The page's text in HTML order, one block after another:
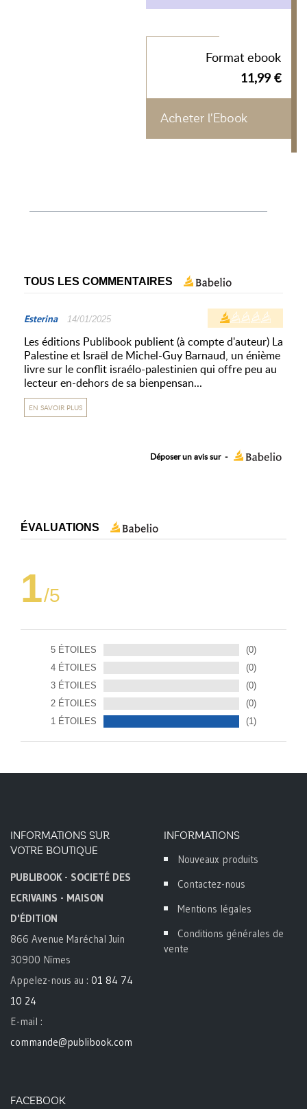
Format ebook
11,99 €
Acheter l'Ebook
TOUS LES COMMENTAIRES
Esterina 14/01/2025
Les éditions Publibook publient (à compte d'auteur) La
Palestine et Israël de Michel-Guy Barnaud, un énième
livre sur le conflit israélo-palestinien qui offre peu au
lecteur en-dehors de sa bienpensan...
EN SAVOIR PLUS
Déposer un avis sur -
ÉVALUATIONS
1
/5
5 ÉTOILES
4 ÉTOILES
3 ÉTOILES
2 ÉTOILES
1 ÉTOILES
(0)
(0)
(0)
(0)
(1)
INFORMATIONS SUR
VOTRE BOUTIQUE
PUBLIBOOK - SOCIETÉ DES
ECRIVAINS - MAISON
D'ÉDITION
866 Avenue Maréchal Juin
30900 Nîmes
Appelez-nous au : 01 84 74
10 24
E-mail :
commande@publibook.com
INFORMATIONS
Nouveaux produits
Contactez-nous
Mentions légales
Conditions générales de
vente
FACEBOOK